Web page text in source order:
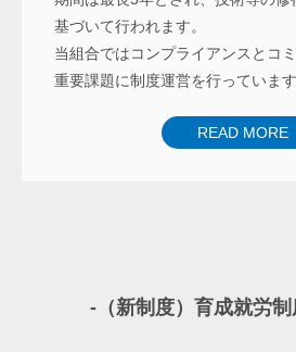
基づいて行われます。
当組合ではコンプライアンスとコ
重要課題に制度運営を行っています
READ MORE
-（新制度）育成就労